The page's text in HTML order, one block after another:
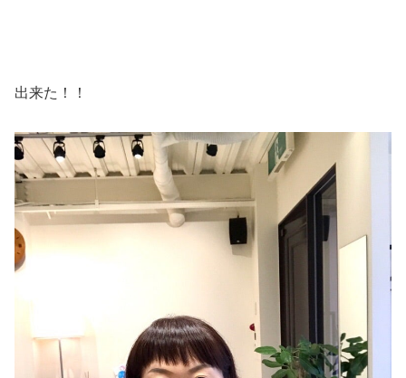
出来た！！